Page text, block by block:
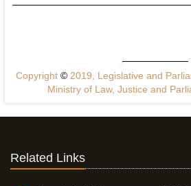
Copyright ©2019, Legislative and
Ministry of Law, Justice and
Related Links